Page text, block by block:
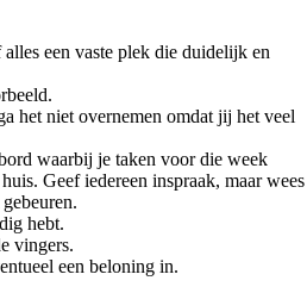
een vaste plek die duidelijk en
het niet overnemen omdat jij het veel
waarbij je taken voor die week
Geef iedereen inspraak, maar wees
hebt.
vingers.
een beloning in.